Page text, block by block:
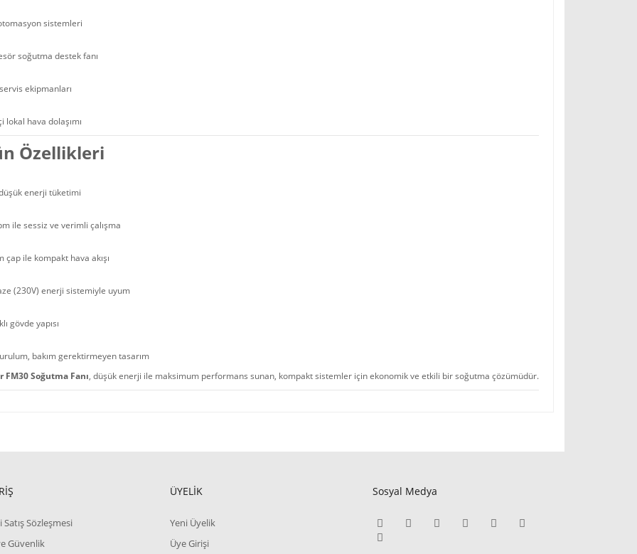
sistemleri
soğutma destek fanı
ekipmanları
lokal hava dolaşımı
Özellikleri
enerji tüketimi
ile sessiz ve verimli çalışma
çap ile kompakt hava akışı
(230V) enerji sistemiyle uyum
gövde yapısı
bakım gerektirmeyen tasarım
FM30 Soğutma Fanı, düşük enerji ile maksimum performans sunan, kompakt sistemler için ekonomik ve etkili bir soğutma çözümüdür.
Satış Sözleşmesi
Güvenlik
ÜYELİK
Yeni Üyelik
Üye Girişi
Sosyal Medya